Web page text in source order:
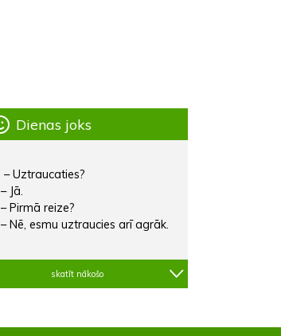
Dienas joks
– Uztraucaties?
– Jā.
– Pirmā reize?
– Nē, esmu uztraucies arī agrāk.
skatīt nākošo